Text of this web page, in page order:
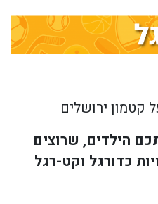
קטמון ירושלים
הילדים, שרוצים
כדורגל וקט-רגל